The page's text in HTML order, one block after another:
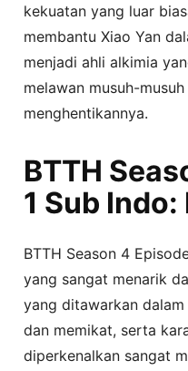
kekuatan yang luar
membantu Xiao Yan
menjadi ahli alkimia
melawan musuh-
menghentikannya.
BTTH
1 Sub
BTTH Season 4
yang sangat menarik
yang ditawarkan
dan memikat, serta
diperkenalkan sangat